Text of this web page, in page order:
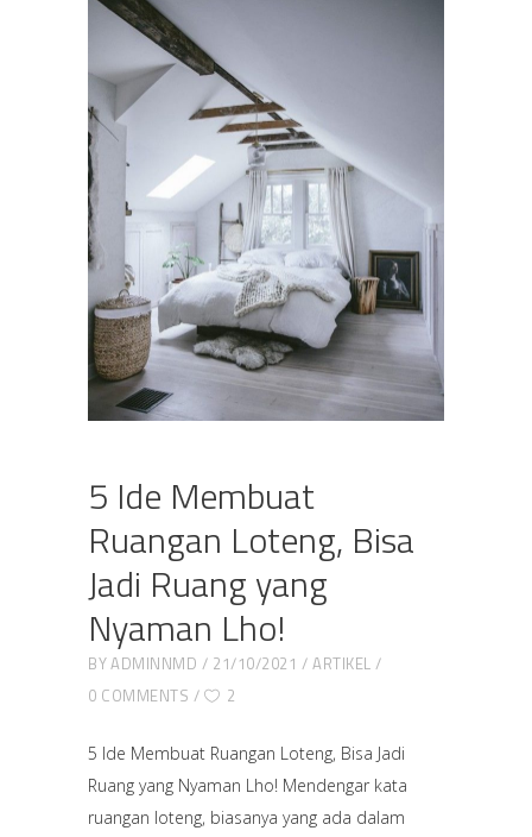
5 Ide Membuat
Ruangan Loteng, Bisa
Jadi Ruang yang
Nyaman Lho!
BYADMINNMD 21/10/2021
ARTIKEL
0 COMMENTS
2
5 Ide Membuat Ruangan Loteng, Bisa Jadi
Ruang yang Nyaman Lho! Mendengar kata
ruangan loteng, biasanya yang ada dalam